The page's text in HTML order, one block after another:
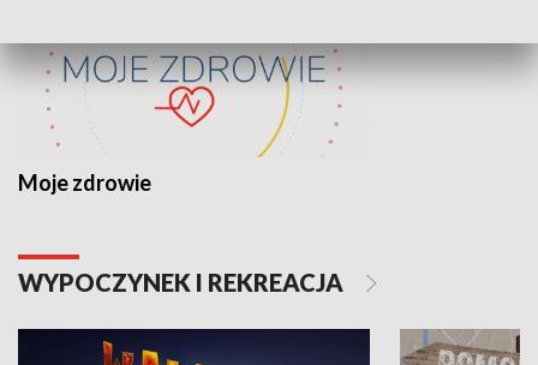
Moje zdrowie
WYPOCZYNEK I REKREACJA